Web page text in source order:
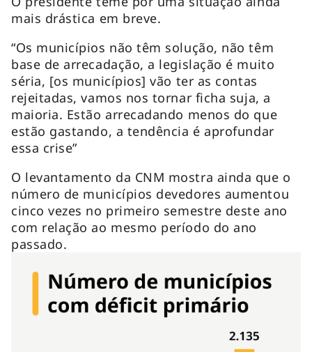
mais drástica em breve.
“Os municípios não têm solução, não têm
base de arrecadação, a legislação é muito
séria, [os municípios] vão ter as contas
rejeitadas, vamos nos tornar ficha suja, a
maioria. Estão arrecadando menos do que
estão gastando, a tendência é aprofundar
essa crise”
O levantamento da CNM mostra ainda que o
número de municípios devedores aumentou
cinco vezes no primeiro semestre deste ano
com relação ao mesmo período do ano
passado.